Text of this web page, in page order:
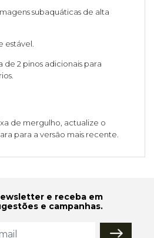
subaquáticas de alta
estável.
2 pinos adicionais para
de mergulho, actualize o
para a versão mais recente.
e receba em
e campanhas.